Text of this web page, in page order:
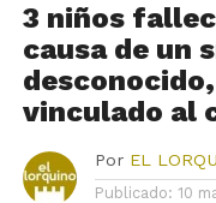
3 niños
causa de un
vinculado al
Por EL
Publicado: 10